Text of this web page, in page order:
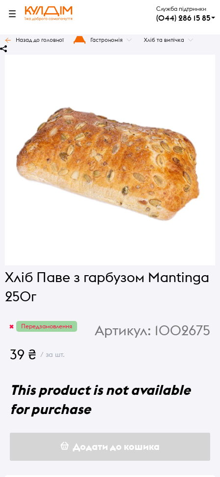
Служба підтримки
(044) 286 15 85
Назад до головної Гастрономія Хліб та випічка
Хліб Паве з гарбузом Mantinga
250г
Передзамовлення Артикул: 1002675
39 ₴ / за шт.
This product is not available
for purchase
Додати до кошика